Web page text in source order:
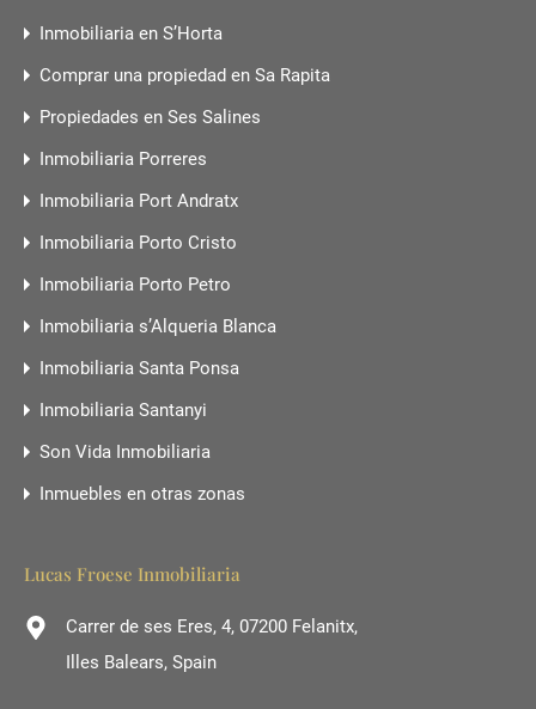
Inmobiliaria en S’Horta
Comprar una propiedad en Sa Rapita
Propiedades en Ses Salines
Inmobiliaria Porreres
Inmobiliaria Port Andratx
Inmobiliaria Porto Cristo
Inmobiliaria Porto Petro
Inmobiliaria s’Alqueria Blanca
Inmobiliaria Santa Ponsa
Inmobiliaria Santanyi
Son Vida Inmobiliaria
Inmuebles en otras zonas
Lucas Froese Inmobiliaria
Carrer de ses Eres, 4, 07200 Felanitx,
Illes Balears, Spain